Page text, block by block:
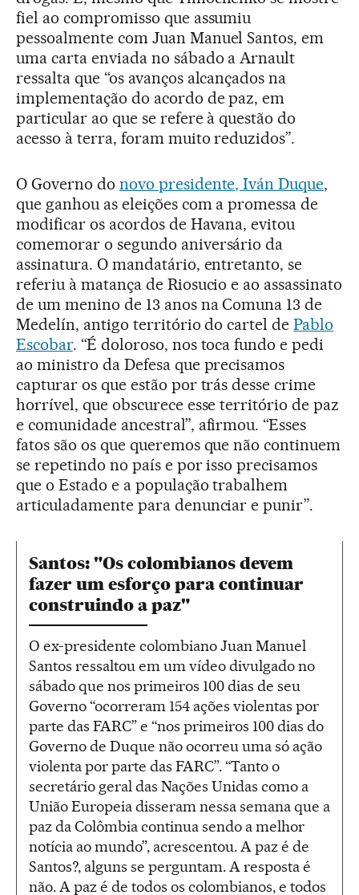
fiel ao compromisso que assumiu
pessoalmente com Juan Manuel Santos, em
uma carta enviada no sábado a Arnault
ressalta que “os avanços alcançados na
implementação do acordo de paz, em
particular ao que se refere à questão do
acesso à terra, foram muito reduzidos”.
O Governo do novo presidente, Iván Duque,
que ganhou as eleições com a promessa de
modificar os acordos de Havana, evitou
comemorar o segundo aniversário da
assinatura. O mandatário, entretanto, se
referiu à matança de Riosucio e ao assassinato
de um menino de 13 anos na Comuna 13 de
Medelín, antigo território do cartel dePablo
Escobar. “É doloroso, nos toca fundo e pedi
ao ministro da Defesa que precisamos
capturar os que estão por trás desse crime
horrível, que obscurece esse território de paz
e comunidade ancestral”, afirmou. “Esses
fatos são os que queremos que não continuem
se repetindo no país e por isso precisamos
que o Estado e a população trabalhem
articuladamente para denunciar e punir”.
Santos: "Os colombianos devem
fazer um esforço para continuar
construindo a paz"
O ex-presidente colombiano Juan Manuel
Santos ressaltou em um vídeo divulgado no
sábado que nos primeiros 100 dias de seu
Governo “ocorreram 154 ações violentas por
parte das FARC” e “nos primeiros 100 dias do
Governo de Duque não ocorreu uma só ação
violenta por parte das FARC”. “Tanto o
secretário geral das Nações Unidas como a
União Europeia disseram nessa semana que a
paz da Colômbia continua sendo a melhor
notícia ao mundo”, acrescentou. A paz é de
Santos?, alguns se perguntam. A resposta é
não. A paz é de todos os colombianos, e todos